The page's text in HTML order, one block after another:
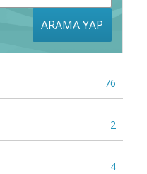
ARAMA YAP
76
2
4